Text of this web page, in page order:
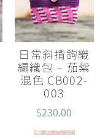
日常斜揹鉤織
編織包 – 茄紫
混色 CB002-
003
$230.00
查看內容